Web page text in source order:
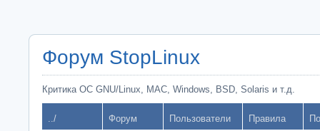
Форум StopLinux
Критика ОС GNU/Linux, MAC, Windows, BSD, Solaris и т.д.
../ Форум Пользователи Правила